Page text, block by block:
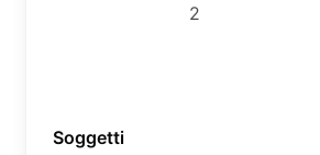
2
Soggetti